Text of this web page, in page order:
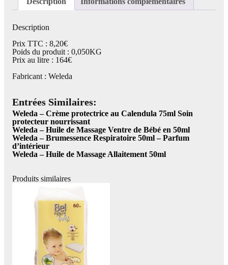
Description
Prix TTC : 8,20€
Poids du produit : 0,050KG
Prix au litre : 164€
Fabricant : Weleda
Entrées Similaires:
Weleda – Crème protectrice au Calendula 75ml Soin
protecteur nourrissant
Weleda – Huile de Massage Ventre de Bébé en 50ml
Weleda – Brumessence Respiratoire 50ml – Parfum
d’intérieur
Weleda – Huile de Massage Allaitement 50ml
Produits similaires